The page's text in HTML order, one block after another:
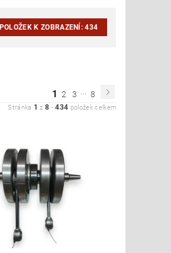
POLOŽEK K ZOBRAZENÍ:434
1 2 3 8
Stránka 1 z8 -434 položek celkem